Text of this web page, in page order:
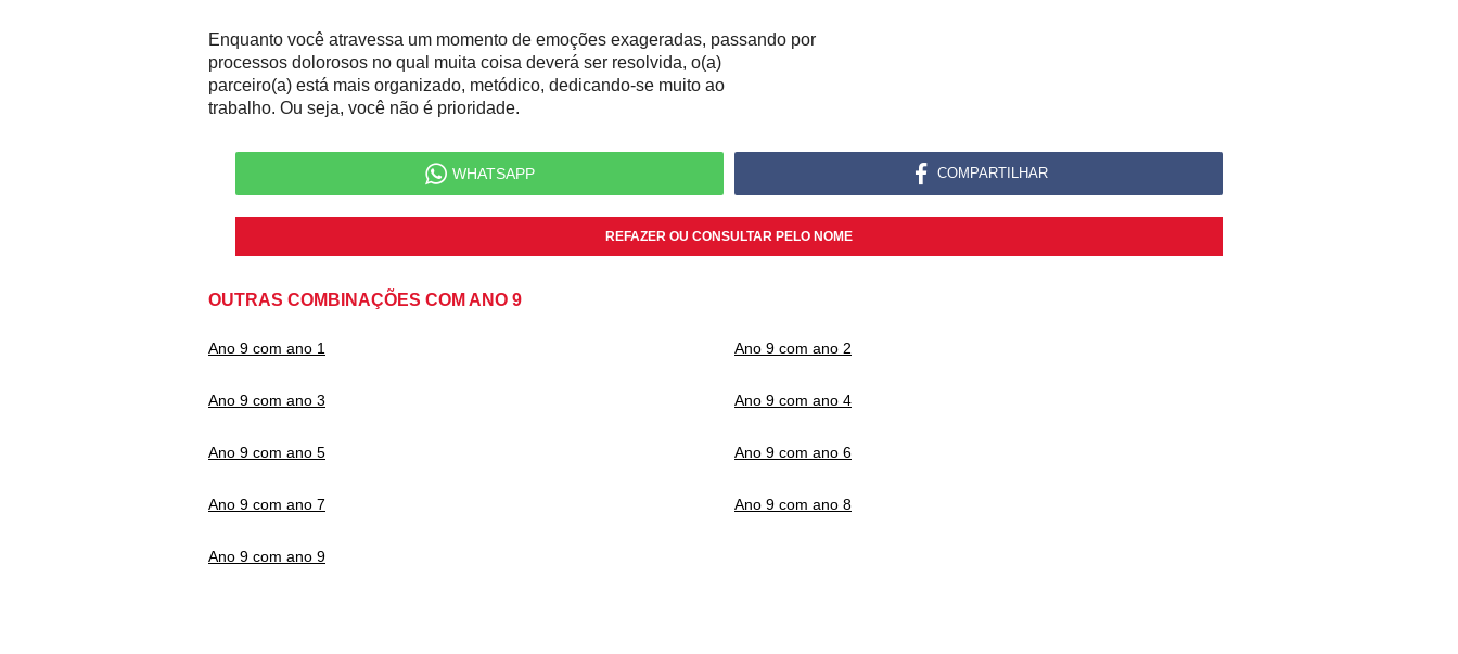
Enquanto você atravessa um momento de emoções exageradas, passando por
processos dolorosos no qual muita coisa deverá ser resolvida, o(a)
parceiro(a) está mais organizado, metódico, dedicando-se muito ao
trabalho. Ou seja, você não é prioridade.
WHATSAPP COMPARTILHAR
REFAZER OU CONSULTAR PELO NOME
OUTRAS COMBINAÇÕES COM ANO 9
Ano 9 com ano 1 Ano 9 com ano 2
Ano 9 com ano 3 Ano 9 com ano 4
Ano 9 com ano 5 Ano 9 com ano 6
Ano 9 com ano 7 Ano 9 com ano 8
Ano 9 com ano 9